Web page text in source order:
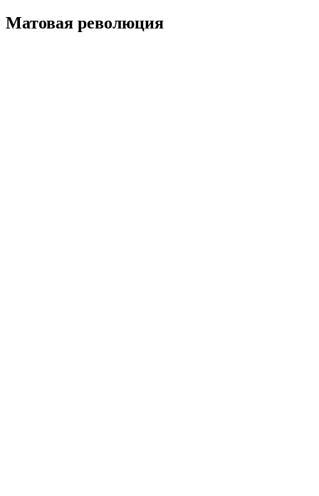
Матовая революция